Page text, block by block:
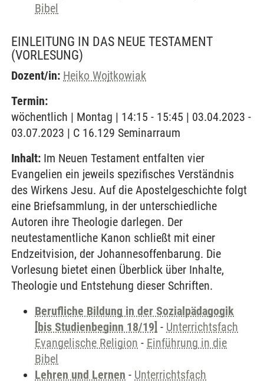
Bibel
EINLEITUNG IN DAS NEUE TESTAMENT
(VORLESUNG)
Dozent/in: Heiko Wojtkowiak
Termin:
wöchentlich | Montag | 14:15 - 15:45 | 03.04.2023 -
03.07.2023 | C 16.129 Seminarraum
Inhalt: Im Neuen Testament entfalten vier
Evangelien ein jeweils spezifisches Verständnis
des Wirkens Jesu. Auf die Apostelgeschichte folgt
eine Briefsammlung, in der unterschiedliche
Autoren ihre Theologie darlegen. Der
neutestamentliche Kanon schließt mit einer
Endzeitvision, der Johannesoffenbarung. Die
Vorlesung bietet einen Überblick über Inhalte,
Theologie und Entstehung dieser Schriften.
Berufliche Bildung in der Sozialpädagogik
[bis Studienbeginn 18/19] - Unterrichtsfach
Evangelische Religion - Einführung in die
Bibel
Lehren und Lernen - Unterrichtsfach